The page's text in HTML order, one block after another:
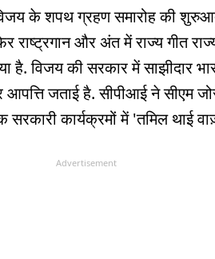
के शपथ ग्रहण समारोह की
और अंत में राज्य गीत
है. विजय की सरकार में साझीदार
आपत्ति जताई है. सीपीआई ने सीएम
कार्यक्रमों में 'तमिल थाई
Advertisement